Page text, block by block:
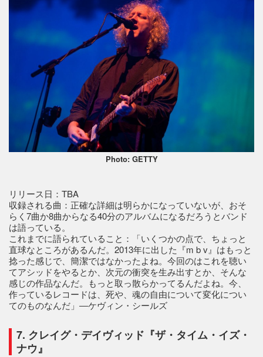
Photo: GETTY
リリース日：TBA
収録される曲：正確な詳細は明らかになっていないが、おそ
らく7曲か8曲からなる40分のアルバムになるだろうとバンド
は語っている。
これまでに語られていること：「いくつかの点で、ちょっと
直球なところがあるんだ。2013年に出した『m b v』はもっと
捻った感じで、簡潔ではなかったよね。今回のはこれを聴い
てアシッドをやるとか、次元の衝突を生み出すとか、そんな
感じの作品なんだ。もっと取っ散らかってるんだよね。今、
作っているレコードは、死や、魂の自由について変化につい
てのものなんだ」―ケヴィン・シールズ
7. クレイグ・デイヴィッド『ザ・タイム・イズ・
ナウ』